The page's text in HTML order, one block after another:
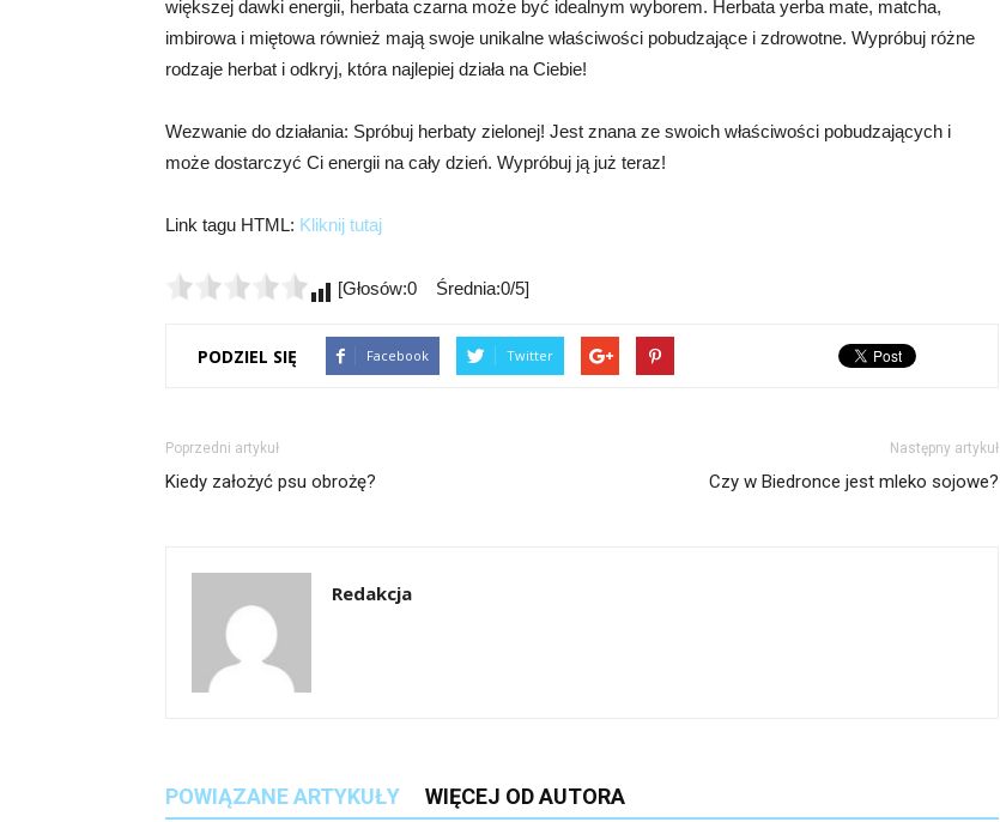
większej dawki energii, herbata czarna może być idealnym wyborem. Herbata yerba mate, matcha,
imbirowa i miętowa również mają swoje unikalne właściwości pobudzające i zdrowotne. Wypróbuj różne
rodzaje herbat i odkryj, która najlepiej działa na Ciebie!
Wezwanie do działania: Spróbuj herbaty zielonej! Jest znana ze swoich właściwości pobudzających i
może dostarczyć Ci energii na cały dzień. Wypróbuj ją już teraz!
Link tagu HTML: Kliknij tutaj
[Głosów:0 Średnia:0/5]
PODZIEL SIĘ Facebook Twitter
Poprzedni artykuł
Kiedy założyć psu obrożę?
Następny artykuł
Czy w Biedronce jest mleko sojowe?
Redakcja
POWIĄZANE ARTYKUŁY WIĘCEJ OD AUTORA